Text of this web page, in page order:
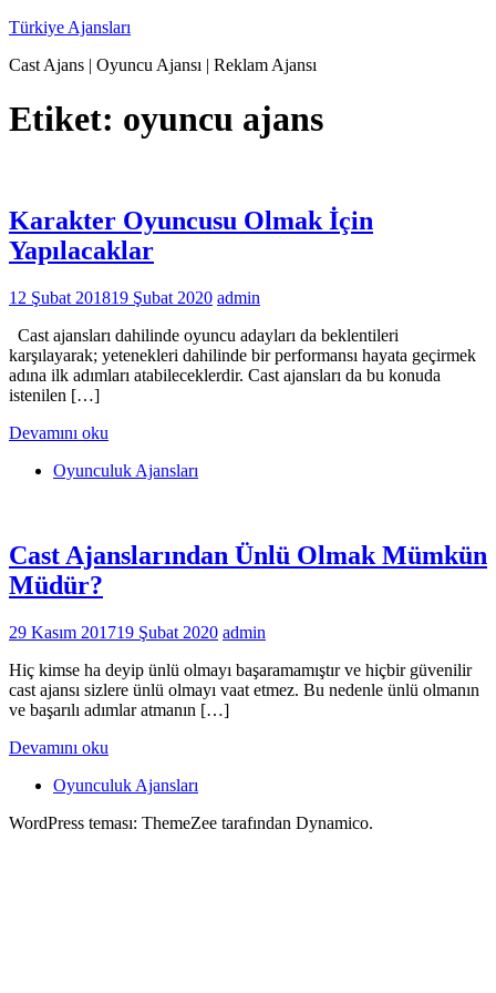
İçeriğe
Türkiye Ajansları
Cast Ajans | Oyuncu Ajansı | Reklam Ajansı
Etiket: oyuncu ajans
Karakter Oyuncusu Olmak İçin
Yapılacaklar
12 Şubat 201819 Şubat 2020 admin
Cast ajansları dahilinde oyuncu adayları da beklentileri
karşılayarak; yetenekleri dahilinde bir performansı hayata geçirmek
adına ilk adımları atabileceklerdir. Cast ajansları da bu konuda
istenilen […]
Devamını oku
Oyunculuk Ajansları
Cast Ajanslarından Ünlü Olmak Mümkün
Müdür?
29 Kasım 201719 Şubat 2020 admin
Hiç kimse ha deyip ünlü olmayı başaramamıştır ve hiçbir güvenilir
cast ajansı sizlere ünlü olmayı vaat etmez. Bu nedenle ünlü olmanın
ve başarılı adımlar atmanın […]
Devamını oku
Oyunculuk Ajansları
WordPress teması: ThemeZee tarafından Dynamico.